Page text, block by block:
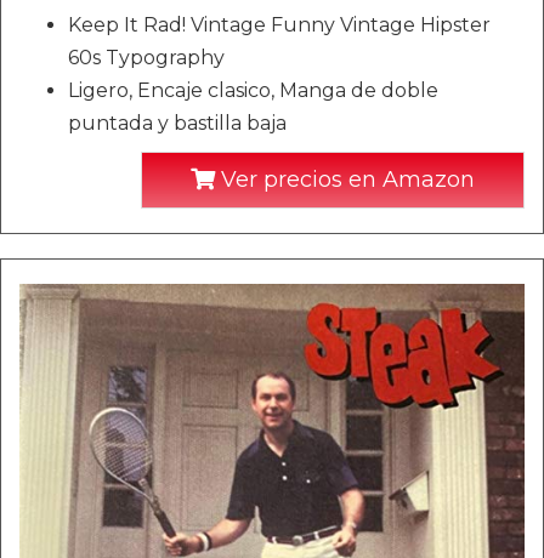
Keep It Rad! Vintage Funny Vintage Hipster
60s Typography
Ligero, Encaje clasico, Manga de doble
puntada y bastilla baja
Ver precios en Amazon